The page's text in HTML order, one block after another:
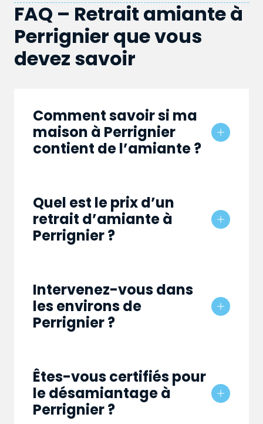
FAQ – Retrait amiante à
Perrignier que vous
devez savoir
Comment savoir si ma
maison à Perrignier
contient de l’amiante ?
Quel est le prix d’un
retrait d’amiante à
Perrignier ?
Intervenez-vous dans
les environs de
Perrignier ?
Êtes-vous certifiés pour
le désamiantage à
Perrignier ?